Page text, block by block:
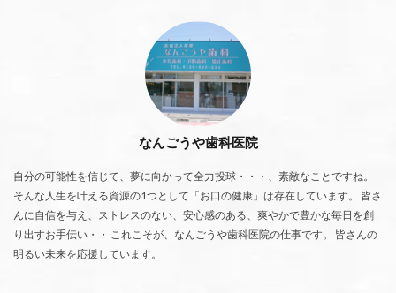
なんごうや歯科医院
自分の可能性を信じて、夢に向かって全力投球・・・、素敵なことですね。
そんな人生を叶える資源の1つとして「お口の健康」は存在しています。 皆さ
んに自信を与え、ストレスのない、安心感のある、爽やかで豊かな毎日を創
り出すお手伝い・・ これこそが、なんごうや歯科医院の仕事です。 皆さんの
明るい未来を応援しています。